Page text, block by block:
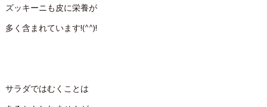
ズッキーニも皮に栄養が
多く含まれています!(^^)!
サラダではむくことは